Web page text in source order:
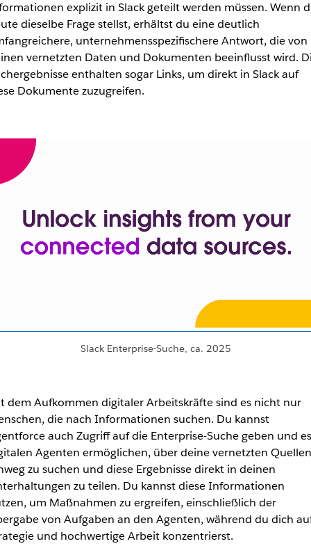
explizit in Slack geteilt werden müssen. Wenn
dieselbe Frage stellst, erhältst du eine deutlich
unternehmensspezifischere Antwort, die von
vernetzten Daten und Dokumenten beeinflusst wird.
enthalten sogar Links, um direkt in Slack auf
Dokumente zuzugreifen.
Slack Enterprise-Suche, ca. 2025
dem Aufkommen digitaler Arbeitskräfte sind es nicht nur
die nach Informationen suchen. Du kannst
auch Zugriff auf die Enterprise-Suche geben und es
Agenten ermöglichen, über deine vernetzten Quellen
zu suchen und diese Ergebnisse direkt in deinen
zu teilen. Du kannst diese Informationen
um Maßnahmen zu ergreifen, einschließlich der
von Aufgaben an den Agenten, während du dich
und hochwertige Arbeit konzentrierst.